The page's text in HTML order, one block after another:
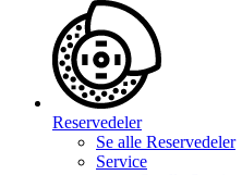
Reservedeler
Se alle Reservedeler
Service